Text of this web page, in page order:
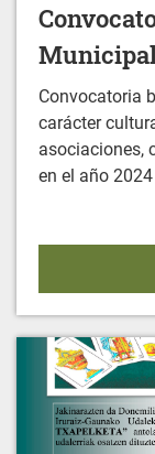
Convocatoria
carácter
asociaciones,
en el año 2024